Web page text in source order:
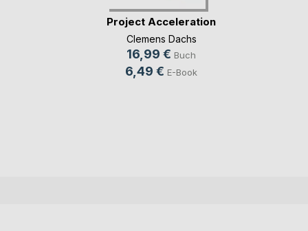
Project Acceleration
Clemens Dachs
16,99 € Buch
6,49 € E-Book